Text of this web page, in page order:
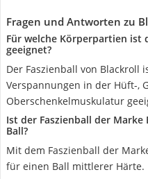
Fragen und Antworten zu
Für welche Körperpartien ist
geeignet?
Der Faszienball von Blackroll
Verspannungen in der Hüft-,
Oberschenkelmuskulatur
Ist der Faszienball der
Ball?
Mit dem Faszienball der
für einen Ball mittlerer Härte.